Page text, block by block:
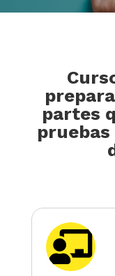
partes
